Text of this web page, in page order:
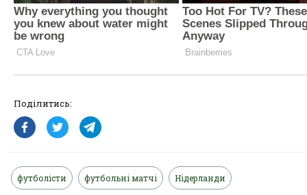
Поділитись:
футболісти футбольні матчі Нідерланди